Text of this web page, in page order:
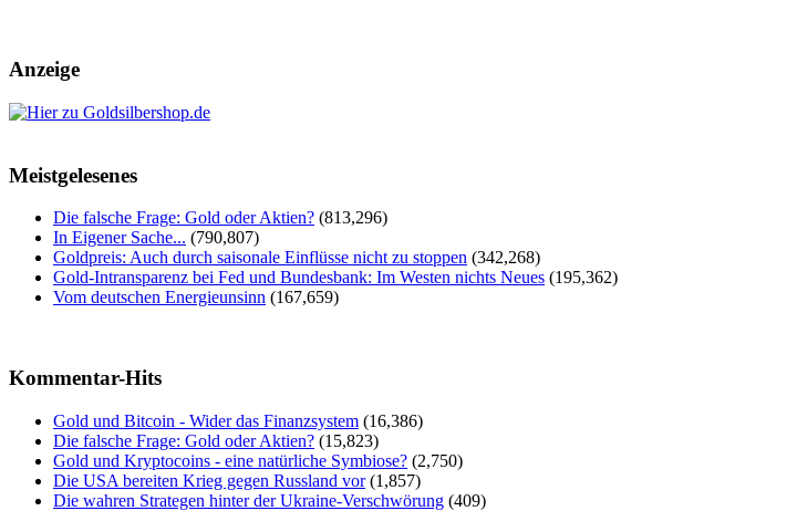
Anzeige
Meistgelesenes
Die falsche Frage: Gold oder Aktien? (813,296)
In Eigener Sache... (790,807)
Goldpreis: Auch durch saisonale Einflüsse nicht zu stoppen (342,268)
Gold-Intransparenz bei Fed und Bundesbank: Im Westen nichts Neues (195,362)
Vom deutschen Energieunsinn (167,659)
Kommentar-Hits
Gold und Bitcoin - Wider das Finanzsystem (16,386)
Die falsche Frage: Gold oder Aktien? (15,823)
Gold und Kryptocoins - eine natürliche Symbiose? (2,750)
Die USA bereiten Krieg gegen Russland vor (1,857)
Die wahren Strategen hinter der Ukraine-Verschwörung (409)